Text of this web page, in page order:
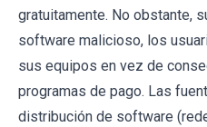
gratuitamente. No obstante,
software malicioso, los
sus equipos en vez de
programas de pago. Las
distribución de software